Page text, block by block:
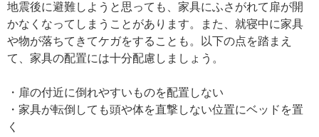
地震後に避難しようと思っても、家具にふさがれて扉が開
かなくなってしまうことがあります。また、就寝中に家具
や物が落ちてきてケガをすることも。以下の点を踏まえ
て、家具の配置には十分配慮しましょう。
・扉の付近に倒れやすいものを配置しない
・家具が転倒しても頭や体を直撃しない位置にベッドを置
く